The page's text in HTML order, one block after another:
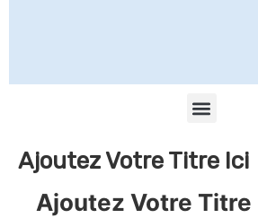
Ajoutez Votre Titre Ici
Ajoutez Votre Titre